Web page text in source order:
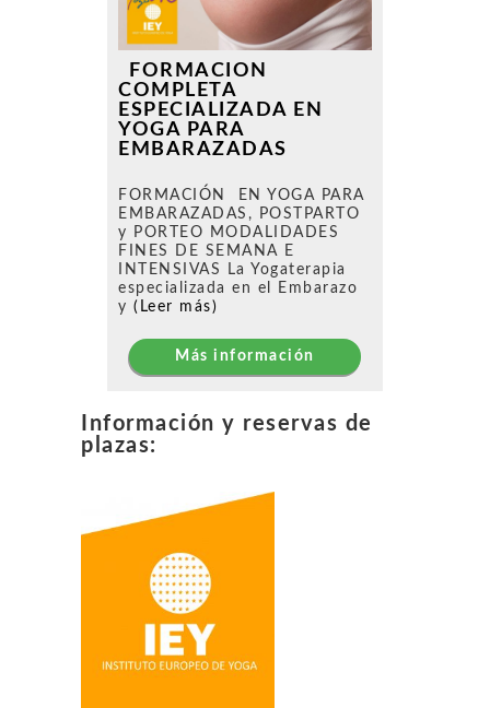
FORMACION
COMPLETA
ESPECIALIZADA EN
YOGA PARA
EMBARAZADAS
FORMACIÓN EN YOGA PARA
EMBARAZADAS, POSTPARTO
y PORTEO MODALIDADES
FINES DE SEMANA E
INTENSIVAS La Yogaterapia
especializada en el Embarazo
y (Leer más)
Más información
Información y reservas de
plazas: